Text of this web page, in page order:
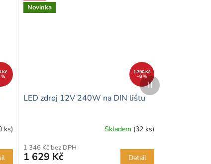
Kč
%
ks)
Novinka
1 790 Kč
–8 %
LED zdroj 12V 240W na DIN lištu
Skladem (32 ks)
1 346 Kč bez DPH
1 629 Kč Detail
Další
produkt